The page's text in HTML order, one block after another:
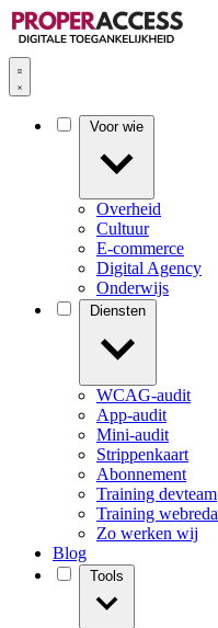
Overheid
Cultuur
E-commerce
Digital Agency
Onderwijs
WCAG-audit
App-audit
Mini-audit
Strippenkaart
Abonnement
Training devteam
Training
Zo werken wij
Blog